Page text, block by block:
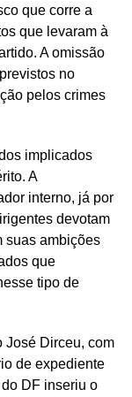
que corre a
que levaram à
A omissão
no
pelos crimes
implicados
A
interno, já por
devotam
suas ambições
que
tipo de
José Dirceu, com
de expediente
DF inseriu o